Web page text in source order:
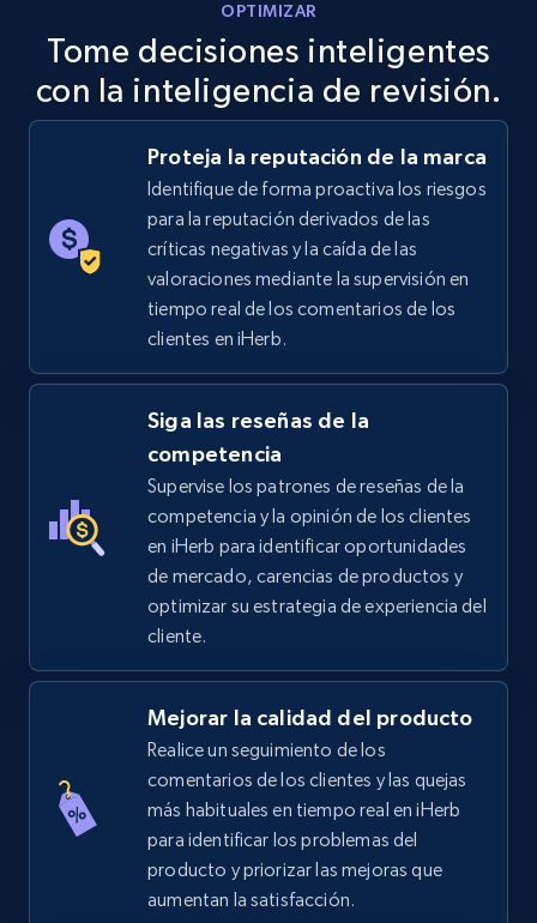
using sku numbers
URL, Final price, Sku, Currency, Gtin,
Specifications, Image urls, Top reviews, and
875+ Comenzar ahora
URL, Title, Available, Description, Currency, Initial
668+ Comenzar ahora
TikTok Shop - category
URL, Title, Available, Description, Currency, Initial
price, Final price, Discount percent, and more.
5.4K+ 668+ Comenzar ahora
TikTok Shop - Collect TikTok shop products
by keywords search
URL, Title, Available, Description, Currency, Initial
price, Final price, Discount percent, and more.
OPTIMIZAR
Tome decisiones inteligentes
con la inteligencia de revisión.
Proteja la reputación de la marca
Identifique de forma proactiva los riesgos
para la reputación derivados de las
críticas negativas y la caída de las
valoraciones mediante la supervisión en
tiempo real de los comentarios de los
clientes en iHerb.
Siga las reseñas de la
competencia
Supervise los patrones de reseñas de la
competencia y la opinión de los clientes
en iHerb para identificar oportunidades
de mercado, carencias de productos y
optimizar su estrategia de experiencia del
cliente.
Mejorar la calidad del producto
Realice un seguimiento de los
comentarios de los clientes y las quejas
más habituales en tiempo real en iHerb
para identificar los problemas del
producto y priorizar las mejoras que
aumentan la satisfacción.